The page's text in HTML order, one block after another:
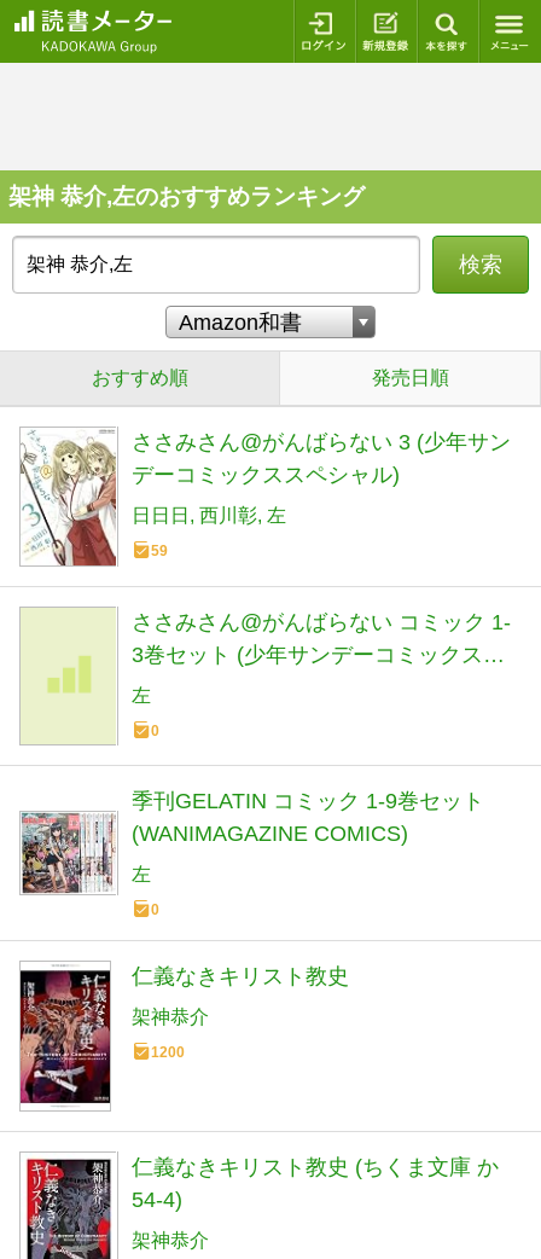
ログイン 新規登録
架神 恭介,左のおすすめランキング
検索
おすすめ順 発売日順
ささみさん@がんばらない 3 (少年サン
デーコミックススペシャル)
日日日 西川彰 左
59
ささみさん@がんばらない コミック 1-
3巻セット (少年サンデーコミックスス
ペシャル)
左
0
季刊GELATIN コミック 1-9巻セット
(WANIMAGAZINE COMICS)
左
0
仁義なきキリスト教史
架神恭介
1200
仁義なきキリスト教史 (ちくま文庫 か
54-4)
架神恭介